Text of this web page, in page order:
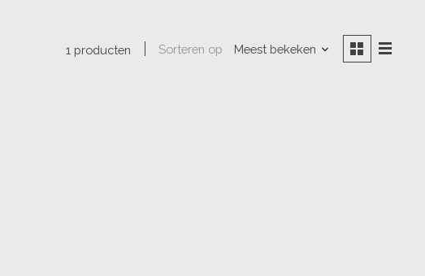
1 producten Sorteren op Meest bekeken